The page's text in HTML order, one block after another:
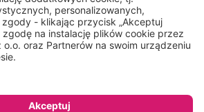
limango.de limango.nl